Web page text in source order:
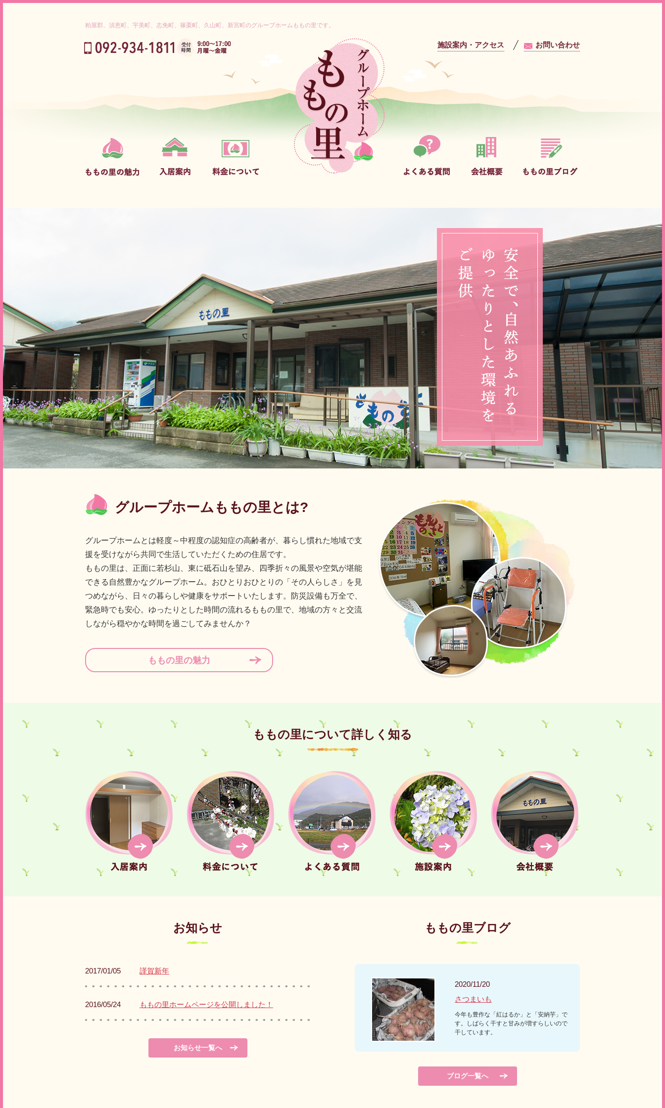
粕屋郡、須恵町、宇美町、志免町、篠栗町、久山町、新宮町のグループホームももの里です。
施設案内・アクセス お問い合わせ
グループホームももの里とは?
グループホームとは軽度～中程度の認知症の高齢者が、暮らし慣れた地域で支
援を受けながら共同で生活していただくための住居です。
ももの里は、正面に若杉山、東に砥石山を望み、四季折々の風景や空気が堪能
できる自然豊かなグループホーム。おひとりおひとりの「その人らしさ」を見
つめながら、日々の暮らしや健康をサポートいたします。防災設備も万全で、
緊急時でも安心。ゆったりとした時間の流れるももの里で、地域の方々と交流
しながら穏やかな時間を過ごしてみませんか？
ももの里の魅力
ももの里について詳しく知る
お知らせ
2017/01/05 謹賀新年
2016/05/24 ももの里ホームページを公開しました！
お知らせ一覧へ
ももの里ブログ
2020/11/20
さつまいも
今年も豊作な「紅はるか」と「安納芋」で
す。しばらく干すと甘みが増すらしいので
干しています。
ブログ一覧へ